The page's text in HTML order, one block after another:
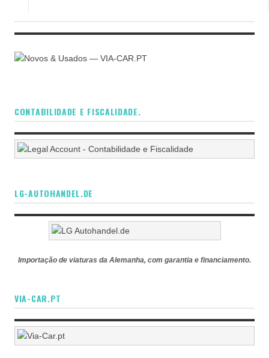
CONTABILIDADE E FISCALIDADE.
LG-AUTOHANDEL.DE
Importação de viaturas da Alemanha, com garantia e financiamento.
VIA-CAR.PT